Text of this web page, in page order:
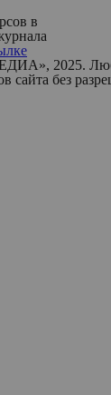
в
2025.
сайта без